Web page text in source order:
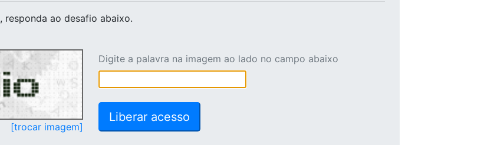
, responda ao desafio abaixo.
[trocar imagem]
Digite a palavra na imagem ao lado no campo abaixo